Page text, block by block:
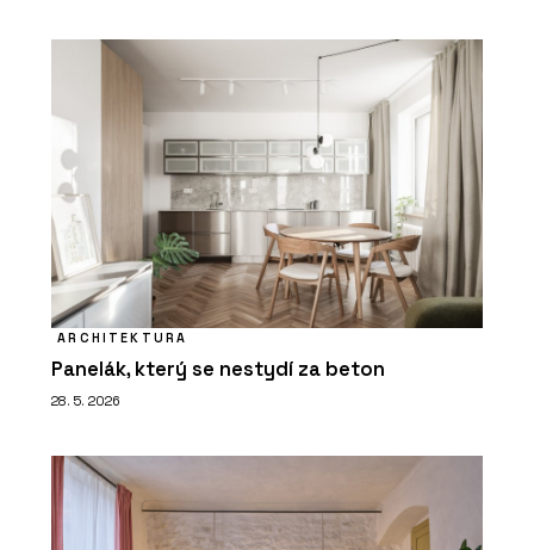
ARCHITEKTURA
Panelák, který se nestydí za beton
28. 5. 2026